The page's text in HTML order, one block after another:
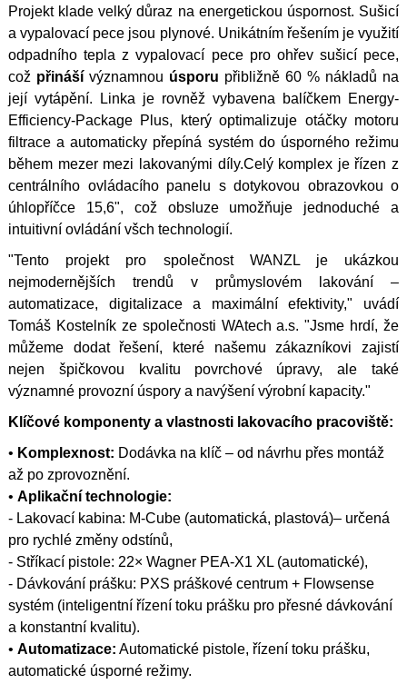
Projekt klade velký důraz na energetickou úspornost. Sušicí
a vypalovací pece jsou plynové. Unikátním řešením je využití
odpadního tepla z vypalovací pece pro ohřev sušicí pece,
což přináší významnou úsporu přibližně 60 % nákladů na
její vytápění. Linka je rovněž vybavena balíčkem Energy-
Efficiency-Package Plus, který optimalizuje otáčky motoru
filtrace a automaticky přepíná systém do úsporného režimu
během mezer mezi lakovanými díly.Celý komplex je řízen z
centrálního ovládacího panelu s dotykovou obrazovkou o
úhlopříčce 15,6", což obsluze umožňuje jednoduché a
intuitivní ovládání všch technologií.
"Tento projekt pro společnost WANZL je ukázkou
nejmodernějších trendů v průmyslovém lakování –
automatizace, digitalizace a maximální efektivity," uvádí
Tomáš Kostelník ze společnosti WAtech a.s. "Jsme hrdí, že
můžeme dodat řešení, které našemu zákazníkovi zajistí
nejen špičkovou kvalitu povrchové úpravy, ale také
významné provozní úspory a navýšení výrobní kapacity."
Klíčové komponenty a vlastnosti lakovacího pracoviště:
• Komplexnost: Dodávka na klíč – od návrhu přes montáž
až po zprovoznění.
• Aplikační technologie:
- Lakovací kabina: M-Cube (automatická, plastová)– určená
pro rychlé změny odstínů,
- Stříkací pistole: 22× Wagner PEA-X1 XL (automatické),
- Dávkování prášku: PXS práškové centrum + Flowsense
systém (inteligentní řízení toku prášku pro přesné dávkování
a konstantní kvalitu).
• Automatizace: Automatické pistole, řízení toku prášku,
automatické úsporné režimy.